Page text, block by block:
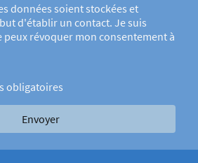
données soient stockées et
d'établir un contact. Je suis
peux révoquer mon consentement à
obligatoires
Envoyer